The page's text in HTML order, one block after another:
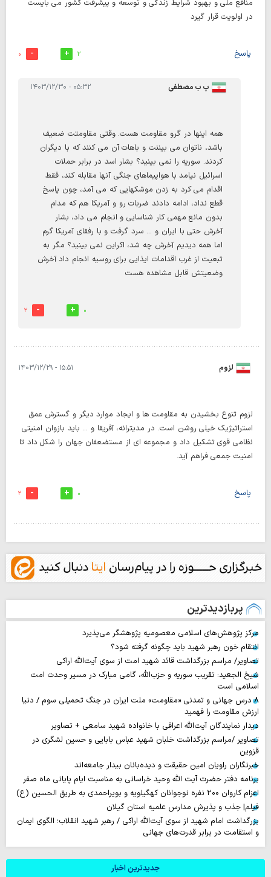
منافع ملی و بهبود شرایط زندگی و توسعه و پیشرفت کشور می بایست
در اولویت قرار گیرد
پاسخ 2
0
پ ب مصطفي ۰۵:۳۲ - ۱۴۰۳/۱۲/۳۰
همه اینها در گرو مقاومت هست. وقتی مقاومتت ضعیف
باشد، ناتوان می بیننت و باهات آن می کنند که با دیگران
کردند. سوریه را نمی بینید؟ بشار اسد در برابر حملات
اسرائیل نیامد با هواپیماهای جنگی آنها مقابله کند، فقط
اقدام می کرد به زدن موشکهایی که می آمد، چون پاسخ
قطع نداد، ادامه دادند ضربات رو و آمریکا هم که مدام
بدون مانع مهمی کار شناسایی و انجام می داد، بشار
آخرش حتی با ایران و ... سرد گرفت و با رفقای آمریکا گرم
اما همه دیدیم آخرش چه شد، اکراین نمی بینید؟ مگر به
تبعیت از غرب اقدامات ایذایی برای روسیه انجام داد آخرش
وضعیتش قابل مشاهده هست
0
2
لزوم ۱۵:۵۱ - ۱۴۰۳/۱۲/۲۹
لزوم تنوع بخشیدن به مقاومت ها و ایجاد موارد دیگر و گسترش عمق
استراتیژیک خیلی روشن است. در مدیترانه، آفریقا و ... باید بازوان امنیتی
نظامی قوی تشکیل داد و مجموعه ای از مستضعفان جهان را شکل داد تا
امنیت جمعی فراهم آید.
پاسخ 0
2
پربازدیدترین
مرکز پژوهش‌های اسلامی معصومیه پژوهشگر می‌پذیرد
انتقام خون رهبر شهید باید چگونه گرفته شود؟
تصاویر/ مراسم بزرگداشت قائد شهید امت از سوی آیت‌الله اراکی
شیخ الجعید: تقریب سوریه و حزب‌الله، گامی مبارک در مسیر وحدت امت
اسلامی است
۸ درس جهانی و تمدنی «مقاومت» ملت ایران در جنگ تحمیلی سوم / دنیا
ارزش مقاومت را فهمید
دیدار نمایندگان آیت‌الله اعرافی با خانواده شهید سامعی + تصاویر
تصاویر /مراسم بزرگداشت خلبان شهید عباس بابایی و حسین لشگری در
قزوین
خبرنگاران راویان امین حقیقت و دیده‌بانان بیدار جامعه‌اند
برنامه دفتر حضرت آیت الله وحید خراسانی به مناسبت ایام پایانی ماه صفر
اعزام کاروان ۲۰۰ نفره نوجوانان کهگیلویه و بویراحمدی به طریق الحسین (ع)
فیلم| جذب و پذیرش مدارس علمیه استان گیلان
بزرگداشت امام شهید از سوی آیت‌الله اراکی / رهبر شهید انقلاب؛ الگوی ایمان
و استقامت در برابر قدرت‌های جهانی
جدیدترین اخبار